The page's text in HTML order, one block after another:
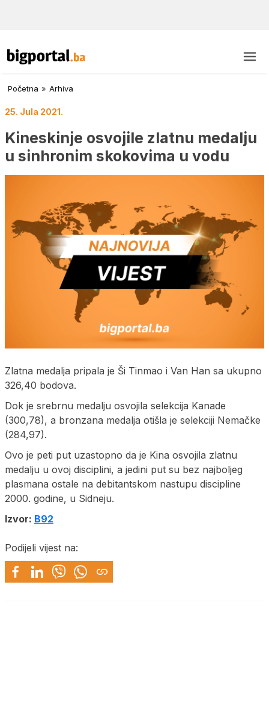
Početna » Arhiva
25. Jula 2021.
Kineskinje osvojile zlatnu medalju
u sinhronim skokovima u vodu
Zlatna medalja pripala je Ši Tinmao i Van Han sa ukupno
326,40 bodova.
Dok je srebrnu medalju osvojila selekcija Kanade
(300,78), a bronzana medalja otišla je selekciji Nemačke
(284,97).
Ovo je peti put uzastopno da je Kina osvojila zlatnu
medalju u ovoj disciplini, a jedini put su bez najboljeg
plasmana ostale na debitantskom nastupu discipline
2000. godine, u Sidneju.
Izvor: B92
Podijeli vijest na: